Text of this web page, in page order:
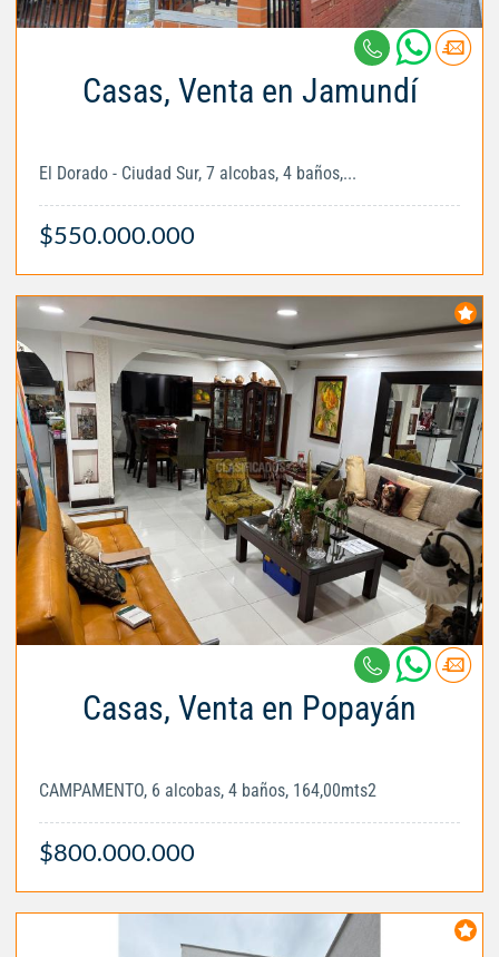
Casas, Venta en Jamundí
El Dorado - Ciudad Sur, 7 alcobas, 4 baños,...
$550.000.000
Casas, Venta en Popayán
CAMPAMENTO, 6 alcobas, 4 baños, 164,00mts2
$800.000.000